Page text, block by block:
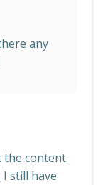
any
the content
still have